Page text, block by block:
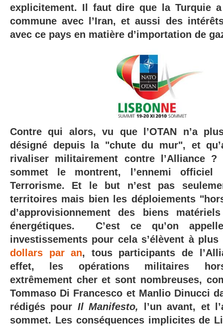
explicitement. Il faut dire que la Turquie
commune avec l’Iran, et aussi des
avec ce pays en matière d’importation de
Contre qui alors, vu que l’OTAN n’a
désigné depuis la "chute du mur", et
rivaliser militairement contre l’Alliance
sommet le montrent, l’ennemi
Terrorisme. Et le but n’est pas
territoires mais bien les déploiements
d’approvisionnement des biens
énergétiques. C’est ce qu’on
investissements pour cela s’élèvent à
dollars par an, tous participants de
effet, les opérations militaires
extrêmement cher et sont nombreuses,
Tommaso Di Francesco et Manlio Dinucci
rédigés pour Il Manifesto,
l’un avant, et
sommet. Les conséquences implicites de